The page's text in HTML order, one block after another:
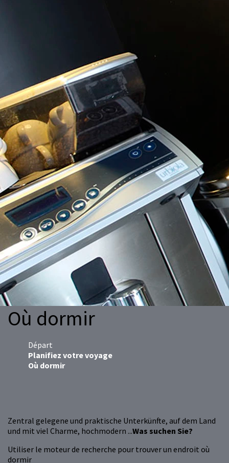
Où dormir
Départ
Planifiez votre voyage
Où dormir
Zentral gelegene und praktische Unterkünfte, auf dem Land
und mit viel Charme, hochmodern ...Was suchen Sie?
Utiliser le moteur de recherche pour trouver un endroit où
dormir